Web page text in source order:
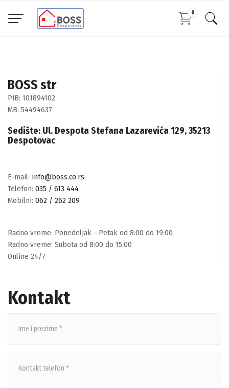
0
BOSS str
PIB: 101894102
MB: 54494637
Sedište: Ul. Despota Stefana Lazarevića 129, 35213
Despotovac
E-mail: info@boss.co.rs
Telefon: 035 / 613 444
Mobilni: 062 / 262 209
Radno vreme: Ponedeljak - Petak od 8:00 do 19:00
Radno vreme: Subota od 8:00 do 15:00
Online 24/7
Kontakt